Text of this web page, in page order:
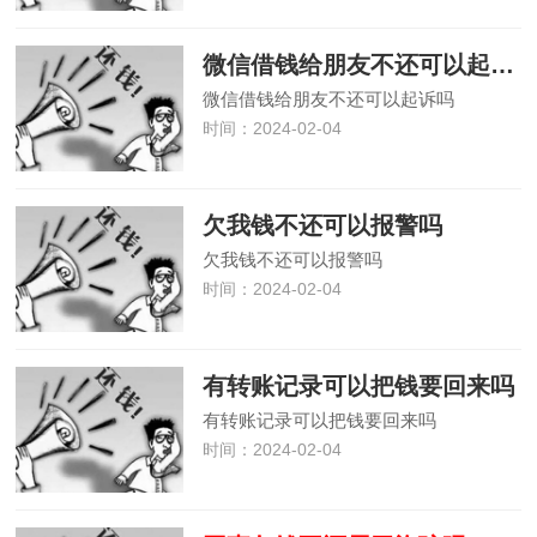
微信借钱给朋友不还可以起诉吗
微信借钱给朋友不还可以起诉吗
时间：2024-02-04
欠我钱不还可以报警吗
欠我钱不还可以报警吗
时间：2024-02-04
有转账记录可以把钱要回来吗
有转账记录可以把钱要回来吗
时间：2024-02-04